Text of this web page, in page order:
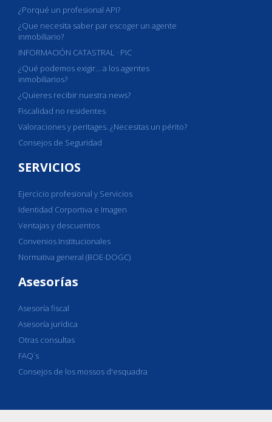
¿Porqué un profesional API?
¿Que necesita saber par escoger un agente
inmobiliario?
INFORMACIÓN CATASTRAL · PIC
¿Qué podemos exigir... a los agentes
inmobiliarios?
¿Quieres recibir nuestra news?
Fiscalidad no residentes
Valoraciones y peritages. ¿Necesitas un périto?
Consejos de Seguridad
SERVICIOS
Ejercicio profesional y Servicios
Identidad Corportiva e Imagen
Ventajas y descuentos
Convenios Institucionales
Normativa general (BOE-DOGC)
Asesorías
Asesoría fiscal
Asesoría jurídica
Otras consultas
FAQ´s
Consejos de los mossos d'esquadra